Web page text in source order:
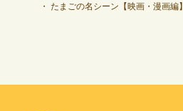
たまごの名シーン【映画・漫画編】